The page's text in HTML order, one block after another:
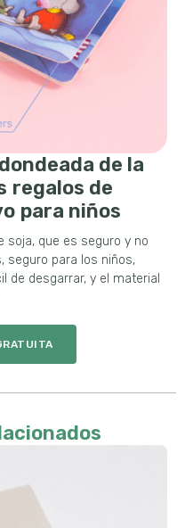
de la
regalos de
para niños
soja, que es seguro y no
seguro para los niños,
de desgarrar, y el material